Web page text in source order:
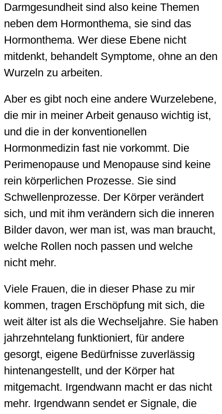
Darmgesundheit sind also keine Themen
neben dem Hormonthema, sie sind das
Hormonthema. Wer diese Ebene nicht
mitdenkt, behandelt Symptome, ohne an den
Wurzeln zu arbeiten.
Aber es gibt noch eine andere Wurzelebene,
die mir in meiner Arbeit genauso wichtig ist,
und die in der konventionellen
Hormonmedizin fast nie vorkommt. Die
Perimenopause und Menopause sind keine
rein körperlichen Prozesse. Sie sind
Schwellenprozesse. Der Körper verändert
sich, und mit ihm verändern sich die inneren
Bilder davon, wer man ist, was man braucht,
welche Rollen noch passen und welche
nicht mehr.
Viele Frauen, die in dieser Phase zu mir
kommen, tragen Erschöpfung mit sich, die
weit älter ist als die Wechseljahre. Sie haben
jahrzehntelang funktioniert, für andere
gesorgt, eigene Bedürfnisse zuverlässig
hintenangestellt, und der Körper hat
mitgemacht. Irgendwann macht er das nicht
mehr. Irgendwann sendet er Signale, die